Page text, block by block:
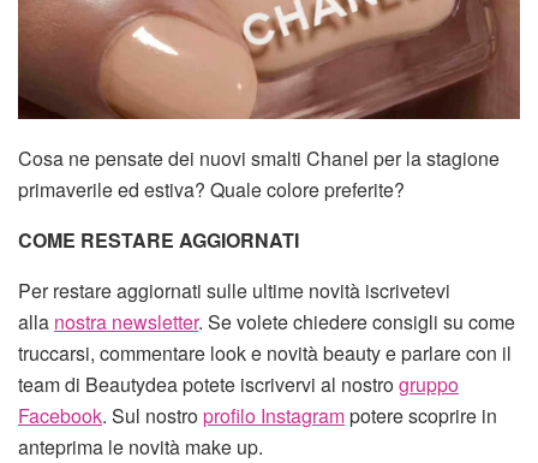
Cosa ne pensate dei nuovi smalti Chanel per la stagione
primaverile ed estiva? Quale colore preferite?
COME RESTARE AGGIORNATI
Per restare aggiornati sulle ultime novità iscrivetevi
alla nostra newsletter. Se volete chiedere consigli su come
truccarsi, commentare look e novità beauty e parlare con il
team di Beautydea potete iscrivervi al nostrogruppo
Facebook. Sul nostroprofilo Instagrampotere scoprire in
anteprima le novità make up.